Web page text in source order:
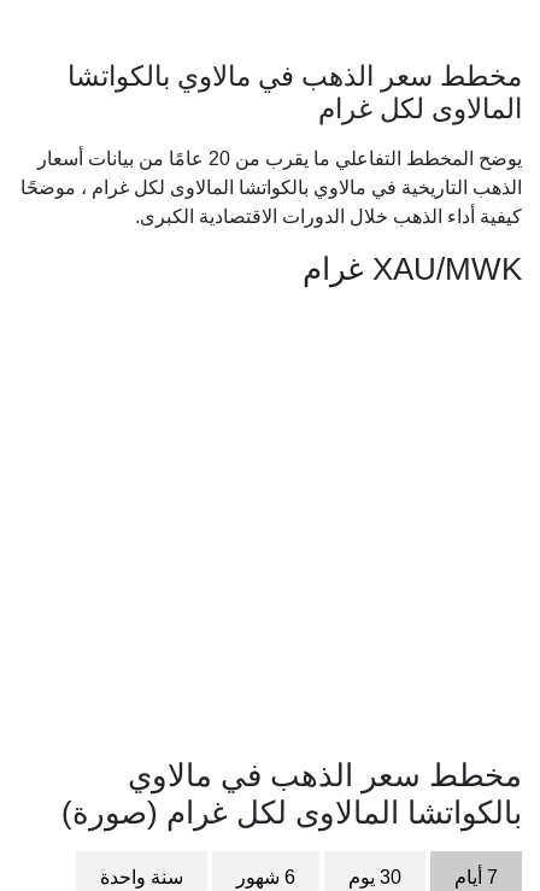
مخطط سعر الذهب في مالاوي بالكواتشا
المالاوى لكل غرام
يوضح المخطط التفاعلي ما يقرب من 20 عامًا من بيانات أسعار
الذهب التاريخية في مالاوي بالكواتشا المالاوى لكل غرام ، موضحًا
كيفية أداء الذهب خلال الدورات الاقتصادية الكبرى.
XAU/MWK غرام
مخطط سعر الذهب في مالاوي
بالكواتشا المالاوى لكل غرام (صورة)
7 أيام 30 يوم 6 شهور سنة واحدة